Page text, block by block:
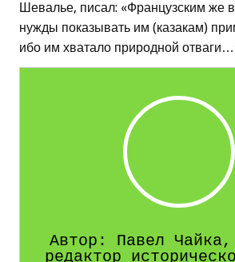
Шевалье, писал: «Французским же
нужды показывать им (казакам)
ибо им хватало природной
Автор: Павел Чайка,
редактор